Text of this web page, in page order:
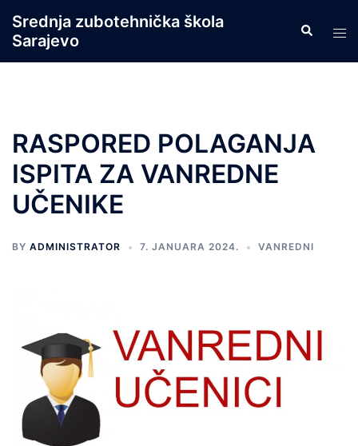
content
Srednja zubotehnička škola
Sarajevo
Search
RASPORED POLAGANJA
ISPITA ZA VANREDNE
UČENIKE
BY ADMINISTRATOR 7. JANUARA 2024. VANREDNI